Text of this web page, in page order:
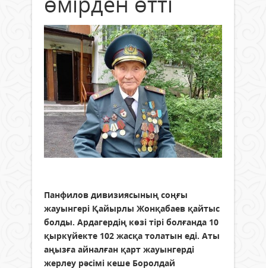
Панфилов дивизиясының соңғы
жауынгері Қайырлы Жонқабаев қайтыс
болды. Ардагердің көзі тірі болғанда 10
қыркүйекте 102 жасқа толатын еді. Аты
аңызға айналған қарт жауынгерді
жерлеу рәсімі кеше Боролдай